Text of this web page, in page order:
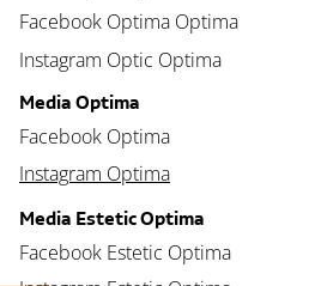
Media Optima
Facebook Optima
Instagram Optima
Facebook Optima Optima
Instagram Optic Optima
Media Estetic Optima
Facebook Estetic Optima